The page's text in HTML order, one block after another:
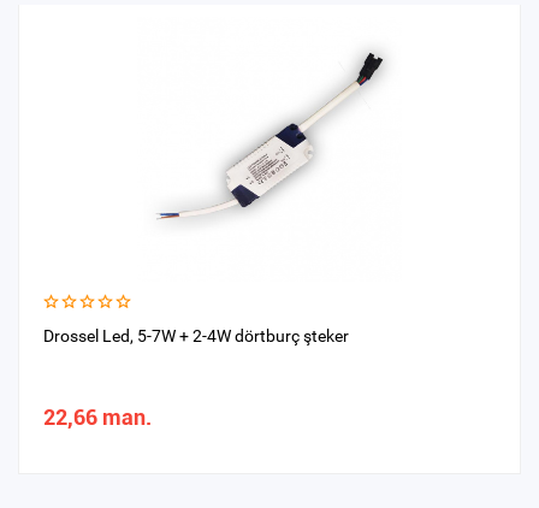
Drossel Led, 5-7W + 2-4W dörtburç şteker
22,66 man.